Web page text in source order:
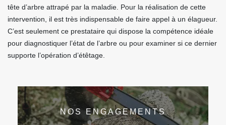
tête d’arbre attrapé par la maladie. Pour la réalisation de cette
intervention, il est très indispensable de faire appel à un élagueur.
C’est seulement ce prestataire qui dispose la compétence idéale
pour diagnostiquer l’état de l’arbre ou pour examiner si ce dernier
supporte l’opération d’étêtage.
NOS ENGAGEMENTS